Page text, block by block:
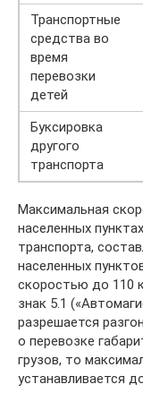
Транспортные
средства во
время
перевозки
детей
Буксировка
другого
транспорта
Максимальная
населенных
транспорта,
населенных
скоростью до 110
знак 5.1
разрешается
о перевозке
грузов, то
устанавливается